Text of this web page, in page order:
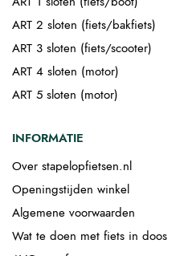
ART 2 sloten (fiets/bakfiets)
ART 3 sloten (fiets/scooter)
ART 4 sloten (motor)
ART 5 sloten (motor)
INFORMATIE
Over stapelopfietsen.nl
Openingstijden winkel
Algemene voorwaarden
Wat te doen met fiets in doos